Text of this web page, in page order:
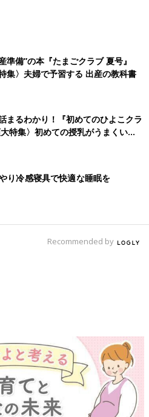
準備”の本『たまごクラブ 夏号』
集〉夫婦で予習する 出産の教科書
まるわかり！『初めてのひよこクラ
特集〉初めての授乳がうまくい
ルクの基本と夏のトラブル 解決テ
り冷感寝具で快適な睡眠を
Recommended by